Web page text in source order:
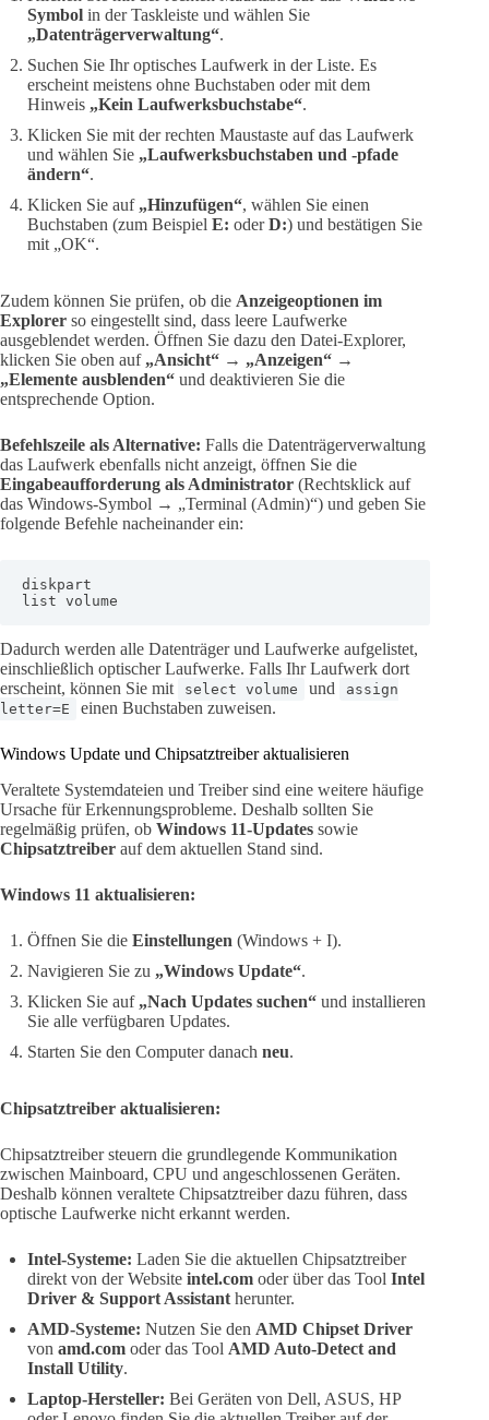
Symbol in der Taskleiste und wählen Sie
„Datenträgerverwaltung“.
Suchen Sie Ihr optisches Laufwerk in der Liste. Es
erscheint meistens ohne Buchstaben oder mit dem
Hinweis „Kein Laufwerksbuchstabe“.
Klicken Sie mit der rechten Maustaste auf das Laufwerk
und wählen Sie „Laufwerksbuchstaben und -pfade
ändern“.
Klicken Sie auf „Hinzufügen“, wählen Sie einen
Buchstaben (zum Beispiel E: oderD:) und bestätigen Sie
mit „OK“.
Zudem können Sie prüfen, ob die Anzeigeoptionen im
Explorer so eingestellt sind, dass leere Laufwerke
ausgeblendet werden. Öffnen Sie dazu den Datei-Explorer,
klicken Sie oben auf „Ansicht“ → „Anzeigen“ →
„Elemente ausblenden“ und deaktivieren Sie die
entsprechende Option.
Befehlszeile als Alternative: Falls die Datenträgerverwaltung
das Laufwerk ebenfalls nicht anzeigt, öffnen Sie die
Eingabeaufforderung als Administrator (Rechtsklick auf
das Windows-Symbol → „Terminal (Admin)“) und geben Sie
folgende Befehle nacheinander ein:
diskpart
list volume
Dadurch werden alle Datenträger und Laufwerke aufgelistet,
einschließlich optischer Laufwerke. Falls Ihr Laufwerk dort
erscheint, können Sie mit
select volume und
assign
letter=E
einen Buchstaben zuweisen.
Windows Update und Chipsatztreiber aktualisieren
Veraltete Systemdateien und Treiber sind eine weitere häufige
Ursache für Erkennungsprobleme. Deshalb sollten Sie
regelmäßig prüfen, ob Windows 11-Updates sowie
Chipsatztreiber auf dem aktuellen Stand sind.
Windows 11 aktualisieren:
Öffnen Sie die Einstellungen (Windows + I).
Navigieren Sie zu „Windows Update“.
Klicken Sie auf „Nach Updates suchen“ und installieren
Sie alle verfügbaren Updates.
Starten Sie den Computer danach neu.
Chipsatztreiber aktualisieren:
Chipsatztreiber steuern die grundlegende Kommunikation
zwischen Mainboard, CPU und angeschlossenen Geräten.
Deshalb können veraltete Chipsatztreiber dazu führen, dass
optische Laufwerke nicht erkannt werden.
Intel-Systeme: Laden Sie die aktuellen Chipsatztreiber
direkt von der Website intel.com oder über das Tool Intel
Driver & Support Assistant herunter.
AMD-Systeme: Nutzen Sie den AMD Chipset Driver
von amd.com oder das Tool AMD Auto-Detect and
Install Utility.
Laptop-Hersteller: Bei Geräten von Dell, ASUS, HP